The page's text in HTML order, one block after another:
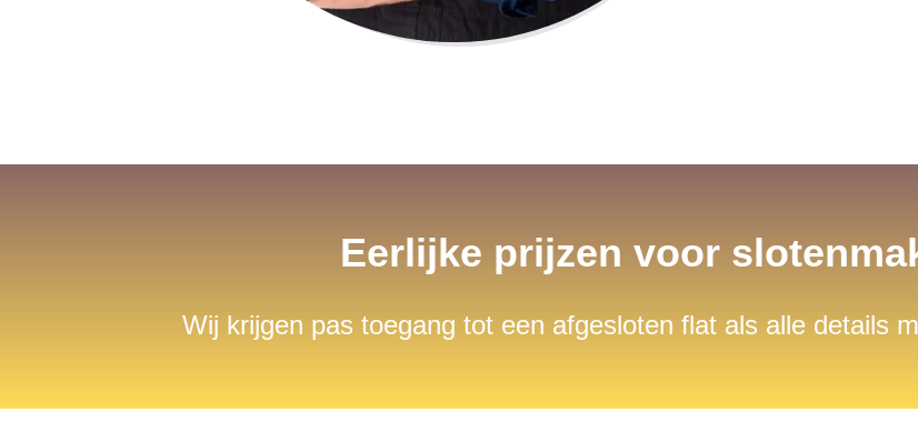
Eerlijke prijzen voor
Wij krijgen pas toegang tot een afgesloten flat als alle details